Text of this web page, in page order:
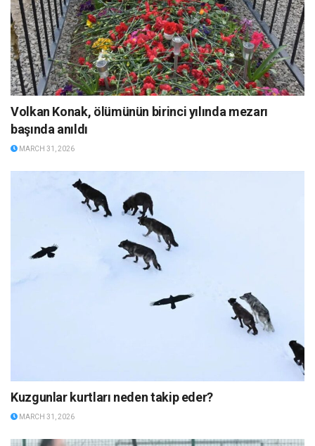
Volkan Konak, ölümünün birinci yılında mezarı
başında anıldı
MARCH 31, 2026
Kuzgunlar kurtları neden takip eder?
MARCH 31, 2026